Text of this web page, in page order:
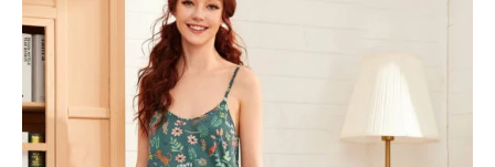
Linha Noite
Body
Moda Praia